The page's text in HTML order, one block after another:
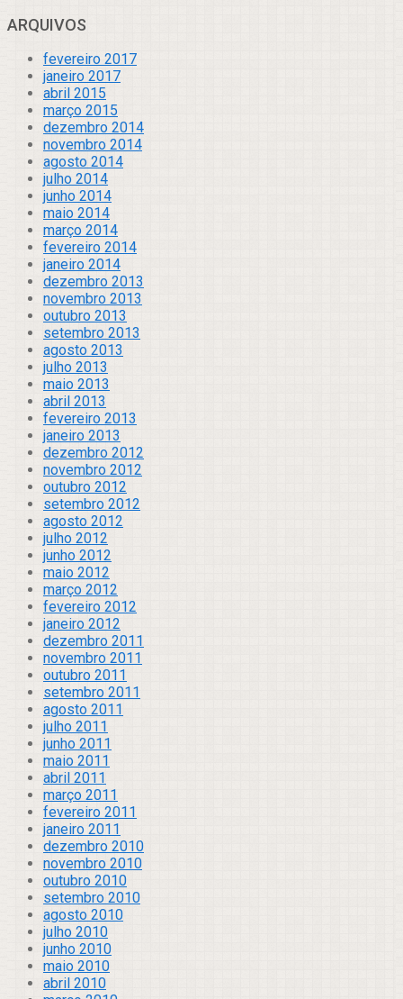
ARQUIVOS
fevereiro 2017
janeiro 2017
abril 2015
março 2015
dezembro 2014
novembro 2014
agosto 2014
julho 2014
junho 2014
maio 2014
março 2014
fevereiro 2014
janeiro 2014
dezembro 2013
novembro 2013
outubro 2013
setembro 2013
agosto 2013
julho 2013
maio 2013
abril 2013
fevereiro 2013
janeiro 2013
dezembro 2012
novembro 2012
outubro 2012
setembro 2012
agosto 2012
julho 2012
junho 2012
maio 2012
março 2012
fevereiro 2012
janeiro 2012
dezembro 2011
novembro 2011
outubro 2011
setembro 2011
agosto 2011
julho 2011
junho 2011
maio 2011
abril 2011
março 2011
fevereiro 2011
janeiro 2011
dezembro 2010
novembro 2010
outubro 2010
setembro 2010
agosto 2010
julho 2010
junho 2010
maio 2010
abril 2010